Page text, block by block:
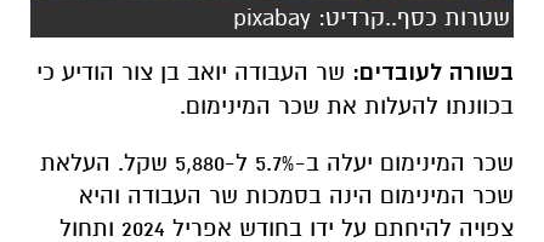
שטרות כסף..קרדיט: pixabay
בשורה לעובדים: שר העבודה יואב בן צור הודיע כי
בכוונתו להעלות את שכר המינימום.
שכר המינימום יעלה ב-5.7% ל-5,880 שקל. העלאת
שכר המינימום הינה בסמכות שר העבודה והיא
צפויה להיחתם על ידו בחודש אפריל 2024 ותחול